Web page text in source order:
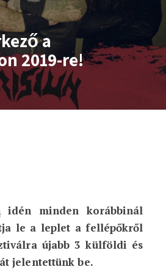
a
2019-re!
a Rockmaraton 2019-
idén minden korábbinál
le a leplet a fellépőkről
újabb 3 külföldi és
jelentettünk be.